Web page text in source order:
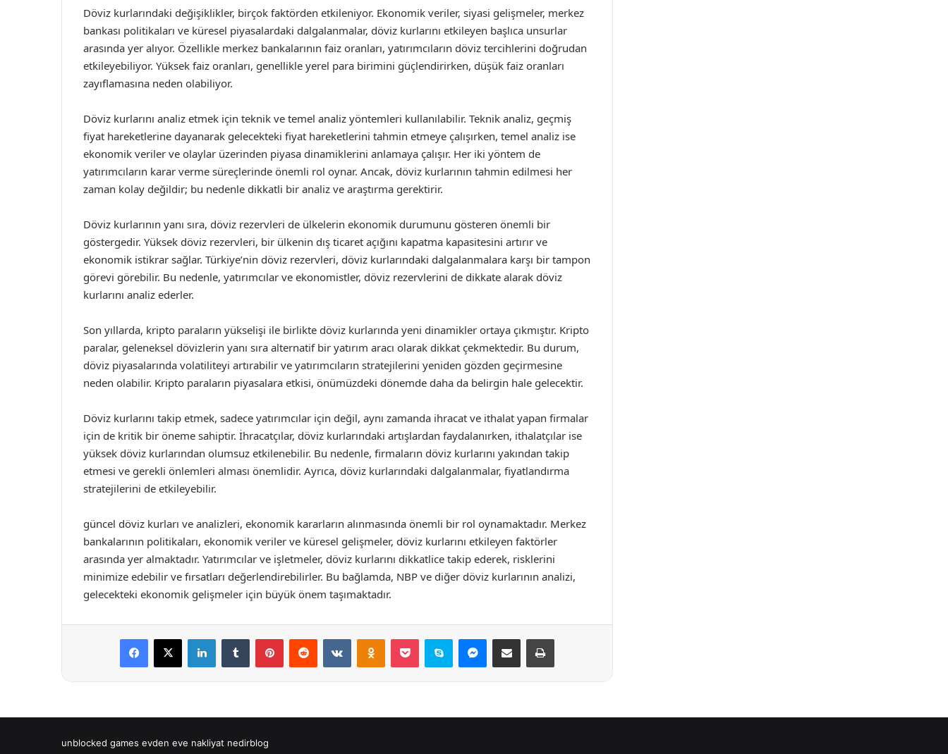
Döviz kurlarındaki değişiklikler, birçok faktörden etkileniyor. Ekonomik veriler, siyasi gelişmeler, merkez
bankası politikaları ve küresel piyasalardaki dalgalanmalar, döviz kurlarını etkileyen başlıca unsurlar
arasında yer alıyor. Özellikle merkez bankalarının faiz oranları, yatırımcıların döviz tercihlerini doğrudan
etkileyebiliyor. Yüksek faiz oranları, genellikle yerel para birimini güçlendirirken, düşük faiz oranları
zayıflamasına neden olabiliyor.
Döviz kurlarını analiz etmek için teknik ve temel analiz yöntemleri kullanılabilir. Teknik analiz, geçmiş
fiyat hareketlerine dayanarak gelecekteki fiyat hareketlerini tahmin etmeye çalışırken, temel analiz ise
ekonomik veriler ve olaylar üzerinden piyasa dinamiklerini anlamaya çalışır. Her iki yöntem de
yatırımcıların karar verme süreçlerinde önemli rol oynar. Ancak, döviz kurlarının tahmin edilmesi her
zaman kolay değildir; bu nedenle dikkatli bir analiz ve araştırma gerektirir.
Döviz kurlarının yanı sıra, döviz rezervleri de ülkelerin ekonomik durumunu gösteren önemli bir
göstergedir. Yüksek döviz rezervleri, bir ülkenin dış ticaret açığını kapatma kapasitesini artırır ve
ekonomik istikrar sağlar. Türkiye’nin döviz rezervleri, döviz kurlarındaki dalgalanmalara karşı bir tampon
görevi görebilir. Bu nedenle, yatırımcılar ve ekonomistler, döviz rezervlerini de dikkate alarak döviz
kurlarını analiz ederler.
Son yıllarda, kripto paraların yükselişi ile birlikte döviz kurlarında yeni dinamikler ortaya çıkmıştır. Kripto
paralar, geleneksel dövizlerin yanı sıra alternatif bir yatırım aracı olarak dikkat çekmektedir. Bu durum,
döviz piyasalarında volatiliteyi artırabilir ve yatırımcıların stratejilerini yeniden gözden geçirmesine
neden olabilir. Kripto paraların piyasalara etkisi, önümüzdeki dönemde daha da belirgin hale gelecektir.
Döviz kurlarını takip etmek, sadece yatırımcılar için değil, aynı zamanda ihracat ve ithalat yapan firmalar
için de kritik bir öneme sahiptir. İhracatçılar, döviz kurlarındaki artışlardan faydalanırken, ithalatçılar ise
yüksek döviz kurlarından olumsuz etkilenebilir. Bu nedenle, firmaların döviz kurlarını yakından takip
etmesi ve gerekli önlemleri alması önemlidir. Ayrıca, döviz kurlarındaki dalgalanmalar, fiyatlandırma
stratejilerini de etkileyebilir.
güncel döviz kurları ve analizleri, ekonomik kararların alınmasında önemli bir rol oynamaktadır. Merkez
bankalarının politikaları, ekonomik veriler ve küresel gelişmeler, döviz kurlarını etkileyen faktörler
arasında yer almaktadır. Yatırımcılar ve işletmeler, döviz kurlarını dikkatlice takip ederek, risklerini
minimize edebilir ve fırsatları değerlendirebilirler. Bu bağlamda, NBP ve diğer döviz kurlarının analizi,
gelecekteki ekonomik gelişmeler için büyük önem taşımaktadır.
Facebook
X LinkedInTumblr PinterestReddit VKontakteOdnoklassniki
Pocket Skype Messenger
E-Posta ile paylaş Yazdır
unblocked games evden eve nakliyat nedirblog